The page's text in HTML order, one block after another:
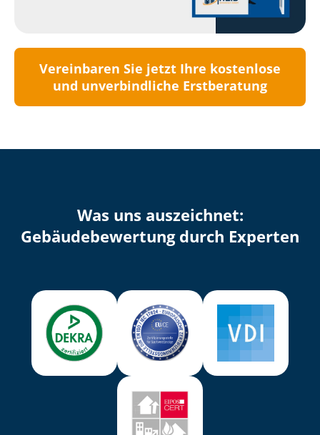
Vereinbaren Sie jetzt Ihre kostenlose
und unverbindliche Erstberatung
Was uns auszeichnet:
Ge­bäu­de­be­wer­tung durch Experten